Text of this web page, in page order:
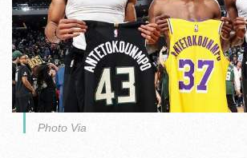
Photo Via